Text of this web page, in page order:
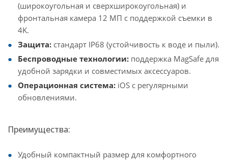
(широкоугольная и сверхширокоугольная) и
фронтальная камера 12 МП с поддержкой съемки в
4K.
Защита: стандарт IP68 (устойчивость к воде и пыли).
Беспроводные технологии: поддержка MagSafe для
удобной зарядки и совместимых аксессуаров.
Операционная система: iOS с регулярными
обновлениями.
Преимущества:
Удобный компактный размер для комфортного